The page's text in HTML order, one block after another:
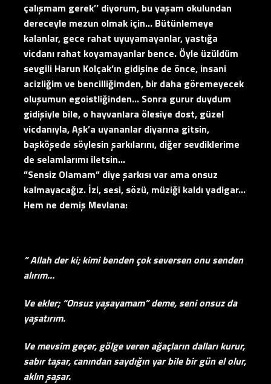
çalışmam gerek’’ diyorum, bu yaşam okulundan
dereceyle mezun olmak için… Bütünlemeye
kalanlar, gece rahat uyuyamayanlar, yastığa
vicdanı rahat koyamayanlar bence. Öyle üzüldüm
sevgili Harun Kolçak’ın gidişine de önce, insani
acizliğim ve bencilliğimden, bir daha göremeyecek
oluşumun egoistliğinden… Sonra gurur duydum
gidişiyle bile, o hayvanlara ölesiye dost, güzel
vicdanıyla, Aşk’a uyananlar diyarına gitsin,
başköşede söylesin şarkılarını, diğer sevdiklerime
de selamlarımı iletsin…
”Sensiz Olamam” diye şarkısı var ama onsuz
kalmayacağız. İzi, sesi, sözü, müziği kaldı yadigar…
Hem ne demiş Mevlana:
” Allah der ki; kimi benden çok seversen onu senden
alırım…
Ve ekler; “Onsuz yaşayamam” deme, seni onsuz da
yaşatırım.
Ve mevsim geçer, gölge veren ağaçların dalları kurur,
sabır taşar, canından saydığın yar bile bir gün el olur,
aklın şaşar.